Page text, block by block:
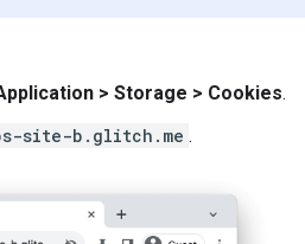
> Storage > Cookies.
site-b.glitch.me .